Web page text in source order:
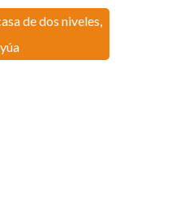
de dos niveles,